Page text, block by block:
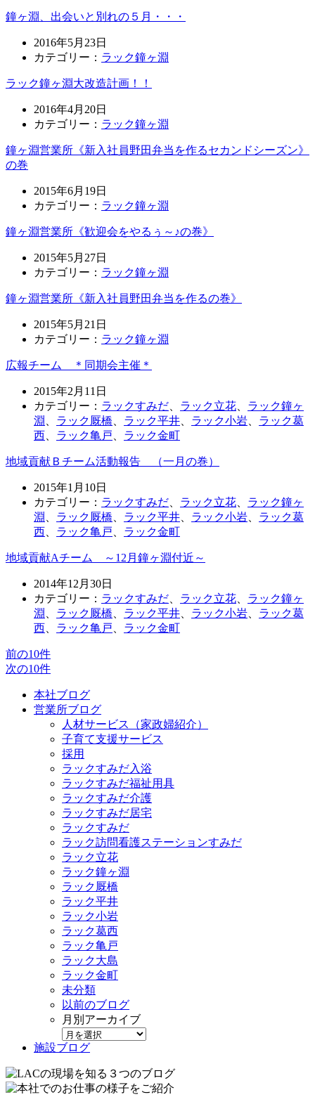
鐘ヶ淵、出会いと別れの５月・・・
2016年5月23日
カテゴリー： ラック鐘ヶ淵
ラック鐘ヶ淵大改造計画！！
2016年4月20日
カテゴリー： ラック鐘ヶ淵
鐘ヶ淵営業所《新入社員野田弁当を作るセカンドシーズン》
の巻
2015年6月19日
カテゴリー： ラック鐘ヶ淵
鐘ヶ淵営業所《歓迎会をやるぅ～♪の巻》
2015年5月27日
カテゴリー： ラック鐘ヶ淵
鐘ヶ淵営業所《新入社員野田弁当を作るの巻》
2015年5月21日
カテゴリー： ラック鐘ヶ淵
広報チーム ＊同期会主催＊
2015年2月11日
カテゴリー： ラックすみだ ラック立花
ラック鐘ヶ
淵
ラック厩橋 ラック平井 ラック小岩
ラック葛
西
ラック亀戸 ラック金町
地域貢献Ｂチーム活動報告 （一月の巻）
2015年1月10日
カテゴリー： ラックすみだ ラック立花
ラック鐘ヶ
淵
ラック厩橋 ラック平井 ラック小岩
ラック葛
西
ラック亀戸 ラック金町
地域貢献Aチーム ～12月鐘ヶ淵付近～
2014年12月30日
カテゴリー： ラックすみだ ラック立花
ラック鐘ヶ
淵
ラック厩橋 ラック平井 ラック小岩
ラック葛
西
ラック亀戸 ラック金町
前の10件
次の10件
本社ブログ
営業所ブログ
人材サービス（家政婦紹介）
子育て支援サービス
採用
ラックすみだ入浴
ラックすみだ福祉用具
ラックすみだ介護
ラックすみだ居宅
ラックすみだ
ラック訪問看護ステーションすみだ
ラック立花
ラック鐘ヶ淵
ラック厩橋
ラック平井
ラック小岩
ラック葛西
ラック亀戸
ラック大島
ラック金町
未分類
以前のブログ
月別アーカイブ
施設ブログ